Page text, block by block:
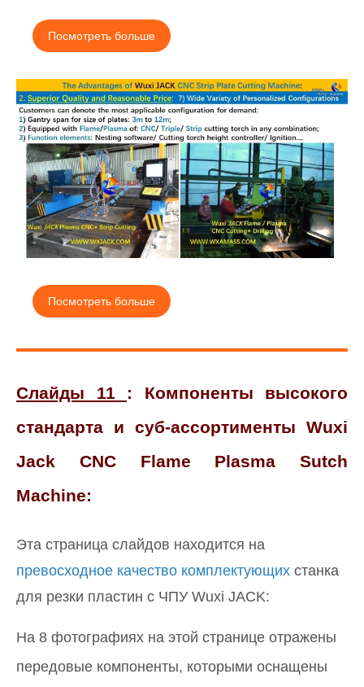
Посмотреть больше
Посмотреть больше
Слайды 11 : Компоненты высокого
стандарта и суб-ассортименты Wuxi
Jack CNC Flame Plasma Sutch
Machine:
Эта страница слайдов находится на
превосходное качество комплектующих станка
для резки пластин с ЧПУ Wuxi JACK:
На 8 фотографиях на этой странице отражены
передовые компоненты, которыми оснащены